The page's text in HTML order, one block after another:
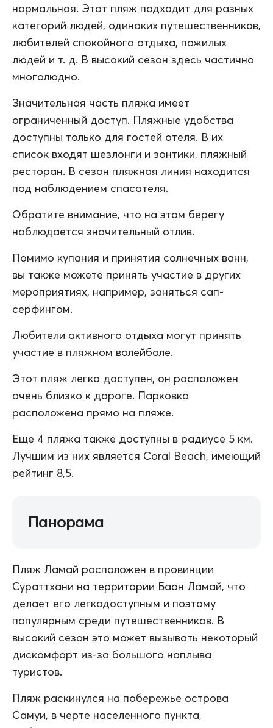
нормальная. Этот пляж подходит для разных
категорий людей, одиноких путешественников,
любителей спокойного отдыха, пожилых
людей и т. д. В высокий сезон здесь частично
многолюдно.
Значительная часть пляжа имеет
ограниченный доступ. Пляжные удобства
доступны только для гостей отеля. В их
список входят шезлонги и зонтики, пляжный
ресторан. В сезон пляжная линия находится
под наблюдением спасателя.
Обратите внимание, что на этом берегу
наблюдается значительный отлив.
Помимо купания и принятия солнечных ванн,
вы также можете принять участие в других
мероприятиях, например, заняться сап-
серфингом.
Любители активного отдыха могут принять
участие в пляжном волейболе.
Этот пляж легко доступен, он расположен
очень близко к дороге. Парковка
расположена прямо на пляже.
Еще 4 пляжа также доступны в радиусе 5 км.
Лучшим из них является Coral Beach, имеющий
рейтинг 8,5.
Панорама
Пляж Ламай расположен в провинции
Сураттхани на территории Баан Ламай, что
делает его легкодоступным и поэтому
популярным среди путешественников. В
высокий сезон это может вызывать некоторый
дискомфорт из-за большого наплыва
туристов.
Пляж раскинулся на побережье острова
Самуи, в черте населенного пункта,